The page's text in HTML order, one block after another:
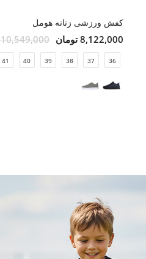
کفش ورزشی زنانه هومل
8,122,000 تومان 10,549,000 تومان
36
37
38
39
40
41